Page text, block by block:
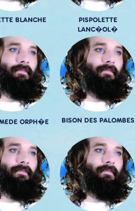
BLANCHE
PISPOLETTE
LANC�OL�
ORPH�E BISON DES PALOMBES